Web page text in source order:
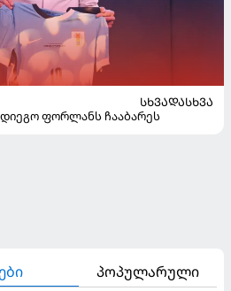
ᲡᲮᲕᲐᲓᲐᲡᲮᲕᲐ
დიეგო ფორლანს ჩააბარეს
პოპულარული